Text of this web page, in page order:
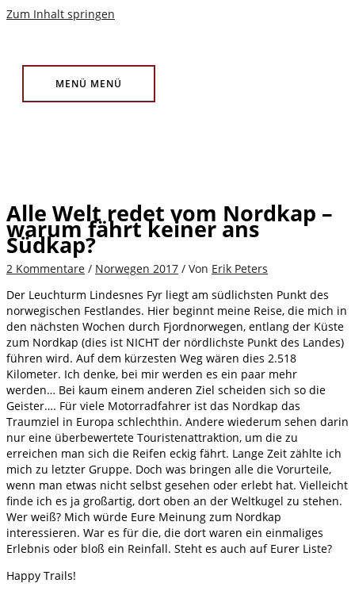
Zum Inhalt springen
MENÜ MENÜ
Alle Welt redet vom Nordkap –
warum fährt keiner ans
Südkap?
2 Kommentare / Norwegen 2017 / Von Erik Peters
Der Leuchturm Lindesnes Fyr liegt am südlichsten Punkt des
norwegischen Festlandes. Hier beginnt meine Reise, die mich in
den nächsten Wochen durch Fjordnorwegen, entlang der Küste
zum Nordkap (dies ist NICHT der nördlichste Punkt des Landes)
führen wird. Auf dem kürzesten Weg wären dies 2.518
Kilometer. Ich denke, bei mir werden es ein paar mehr
werden… Bei kaum einem anderen Ziel scheiden sich so die
Geister…. Für viele Motorradfahrer ist das Nordkap das
Traumziel in Europa schlechthin. Andere wiederum sehen darin
nur eine überbewertete Touristenattraktion, um die zu
erreichen man sich die Reifen eckig fährt. Lange Zeit zählte ich
mich zu letzter Gruppe. Doch was bringen alle die Vorurteile,
wenn man etwas nicht selbst gesehen oder erlebt hat. Vielleicht
finde ich es ja großartig, dort oben an der Weltkugel zu stehen.
Wer weiß? Mich würde Eure Meinung zum Nordkap
interessieren. War es für die, die dort waren ein einmaliges
Erlebnis oder bloß ein Reinfall. Steht es auch auf Eurer Liste?
Happy Trails!